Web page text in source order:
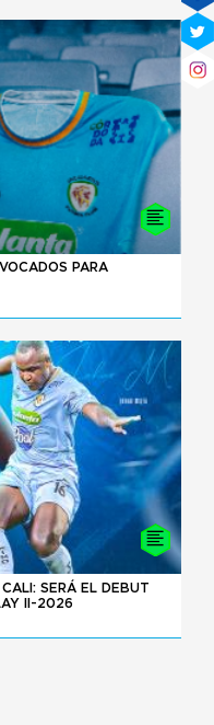
PARA
SERÁ EL DEBUT
II-2026